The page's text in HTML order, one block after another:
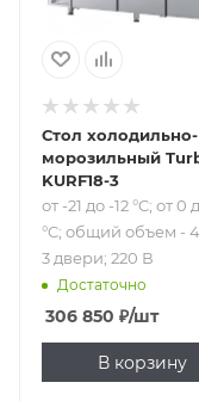
Стол холодильно-
морозильный
KURF18-3
от -21 до -12 °C; от 0
°C; общий объем -
3 двери; 220 В
Достаточно
306 850 ₽/шт
В корзину